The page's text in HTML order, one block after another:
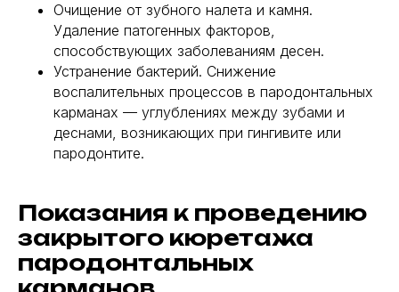
Очищение от зубного налета и камня.
Удаление патогенных факторов,
способствующих заболеваниям десен.
Устранение бактерий. Снижение
воспалительных процессов в пародонтальных
карманах — углублениях между зубами и
деснами, возникающих при гингивите или
пародонтите.
Показания к проведению
закрытого кюретажа
пародонтальных